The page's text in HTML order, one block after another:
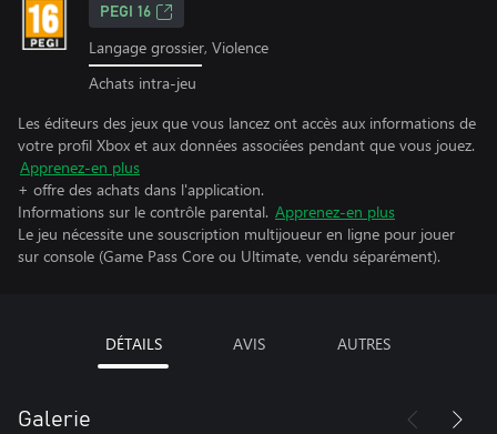
PEGI 16
Langage grossier, Violence
Achats intra-jeu
Les éditeurs des jeux que vous lancez ont accès aux informations de
votre profil Xbox et aux données associées pendant que vous jouez.
Apprenez-en plus
+ offre des achats dans l'application.
Informations sur le contrôle parental. Apprenez-en plus
Le jeu nécessite une souscription multijoueur en ligne pour jouer
sur console (Game Pass Core ou Ultimate, vendu séparément).
DÉTAILS AVIS AUTRES
Galerie